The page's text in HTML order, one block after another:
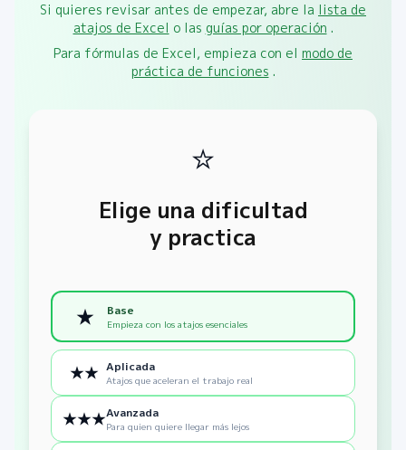
Si quieres revisar antes de empezar, abre la lista de
atajos de Excel o las guías por operación .
Para fórmulas de Excel, empieza con el modo de
práctica de funciones .
⭐
Elige una dificultad
y practica
★ Base
Empieza con los atajos esenciales
★★ Aplicada
Atajos que aceleran el trabajo real
★★★Avanzada
Para quien quiere llegar más lejos